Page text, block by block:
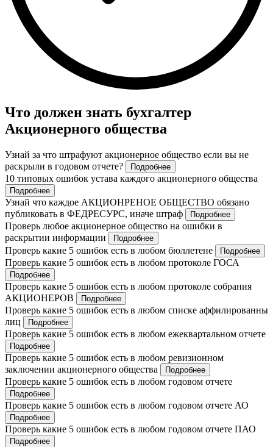
Что должен знать бухгалтер
Акционерного общества
Узнай за что штрафуют акционерное общество если вы не
раскрыли в годовом отчете?
Подробнее
10 типовых ошибок устава каждого акционерного общества
Подробнее
Узнай что каждое АКЦИОНРЕНОЕ ОБЩЕСТВО обязано
публиковать в ФЕДРЕСУРС, иначе штраф
Подробнее
Проверь любое акционерное общество на ошибки в
раскрытии информации
Подробнее
Проверь какие 5 ошибок есть в любом бюллетене Подробнее
Проверь какие 5 ошибок есть в любом протоколе ГОСА
Подробнее
Проверь какие 5 ошибок есть в любом протоколе собрания
АКЦИОНЕРОВ
Подробнее
Проверь какие 5 ошибок есть в любом списке аффилированны
лиц
Подробнее
Проверь какие 5 ошибок есть в любом ежеквартальном отчете
Подробнее
Проверь какие 5 ошибок есть в любом ревизионном
заключении акционерного общества
Подробнее
Проверь какие 5 ошибок есть в любом годовом отчете
Подробнее
Проверь какие 5 ошибок есть в любом годовом отчете АО
Подробнее
Проверь какие 5 ошибок есть в любом годовом отчете ПАО
Подробнее